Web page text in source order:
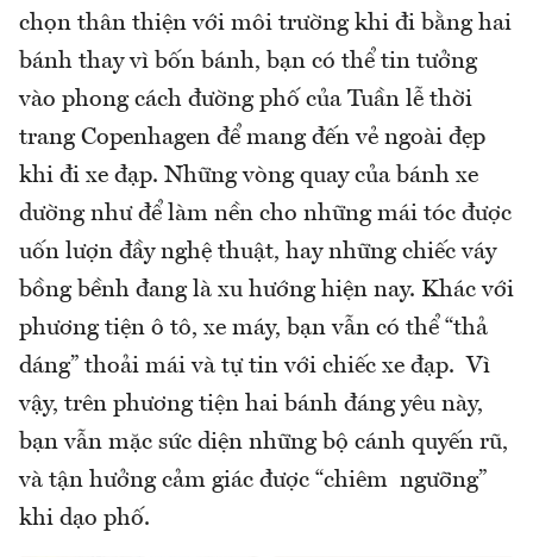
chọn thân thiện với môi trường khi đi bằng hai
bánh thay vì bốn bánh, bạn có thể tin tưởng
vào phong cách đường phố của Tuần lễ thời
trang Copenhagen để mang đến vẻ ngoài đẹp
khi đi xe đạp. Những vòng quay của bánh xe
dường như để làm nền cho những mái tóc được
uốn lượn đầy nghệ thuật, hay những chiếc váy
bồng bềnh đang là xu hướng hiện nay. Khác với
phương tiện ô tô, xe máy, bạn vẫn có thể “thả
dáng” thoải mái và tự tin với chiếc xe đạp. Vì
vậy, trên phương tiện hai bánh đáng yêu này,
bạn vẫn mặc sức diện những bộ cánh quyến rũ,
và tận hưởng cảm giác được “chiêm ngưỡng”
khi dạo phố.